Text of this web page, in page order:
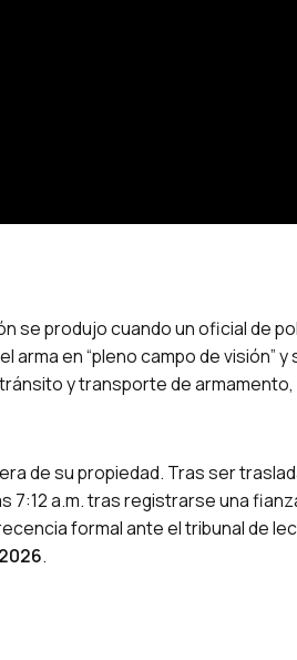
se produjo cuando un oficial de
en “pleno campo de visión” y
y transporte de armamento,
de su propiedad. Tras ser
7:12 a.m. tras registrarse una
formal ante el tribunal de
.